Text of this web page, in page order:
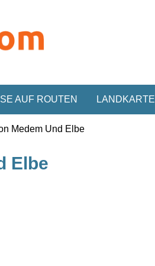
AUF ROUTEN LANDKARTE
Medem Und Elbe
Elbe